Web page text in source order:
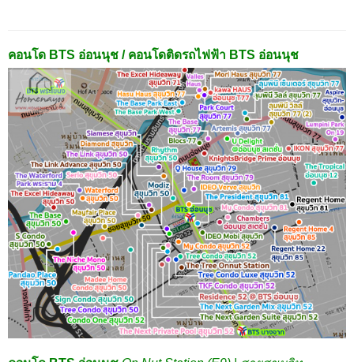
คอนโด BTS อ่อนนุช / คอนโดติดรถไฟฟ้า BTS อ่อนนุช